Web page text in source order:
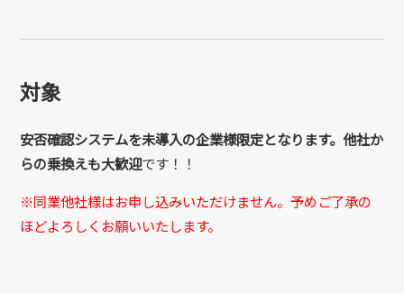
対象
安否確認システムを未導入の企業様限定となります。他社か
らの乗換えも大歓迎です！！
※同業他社様はお申し込みいただけません。予めご了承の
ほどよろしくお願いいたします。